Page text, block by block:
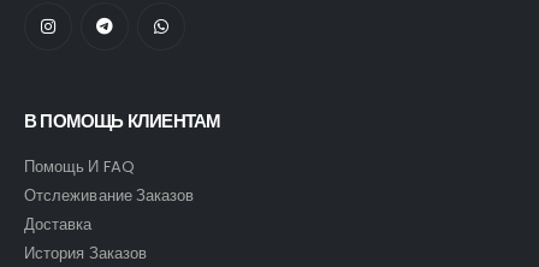
В ПОМОЩЬ КЛИЕНТАМ
Помощь И FAQ
Отслеживание Заказов
Доставка
История Заказов